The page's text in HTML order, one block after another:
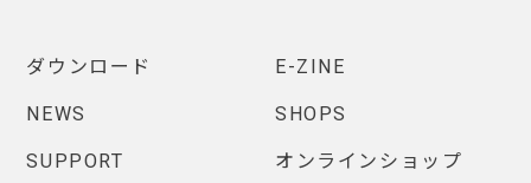
ダウンロード E-ZINE
NEWS SHOPS
SUPPORT オンラインショップ